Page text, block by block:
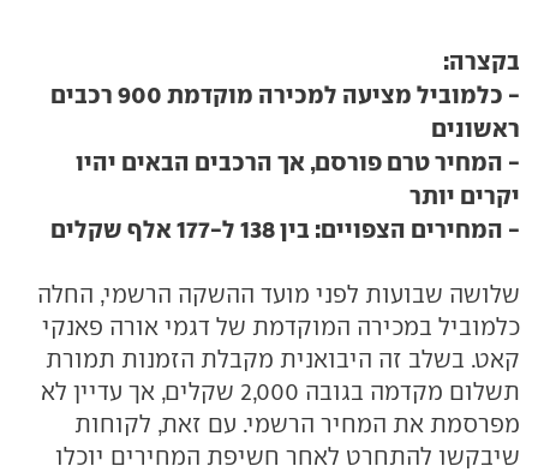
בקצרה:
- כלמוביל מציעה למכירה מוקדמת 900 רכבים
ראשונים
- המחיר טרם פורסם, אך הרכבים הבאים יהיו
יקרים יותר
- המחירים הצפויים: בין 138 ל-177 אלף שקלים
שלושה שבועות לפני מועד ההשקה הרשמי, החלה
כלמוביל במכירה המוקדמת של דגמי אורה פאנקי
קאט. בשלב זה היבואנית מקבלת הזמנות תמורת
תשלום מקדמה בגובה 2,000 שקלים, אך עדיין לא
מפרסמת את המחיר הרשמי. עם זאת, לקוחות
שיבקשו להתחרט לאחר חשיפת המחירים יוכלו